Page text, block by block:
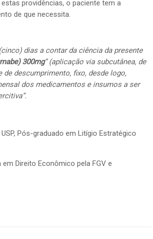
providências, o paciente tem a
de que necessita.
dias a contar da ciência da presente
300mg” (aplicação via subcutânea, de
descumprimento, fixo, desde logo,
dos medicamentos e insumos a ser
Pós-graduado em Litígio Estratégico
Direito Econômico pela FGV e